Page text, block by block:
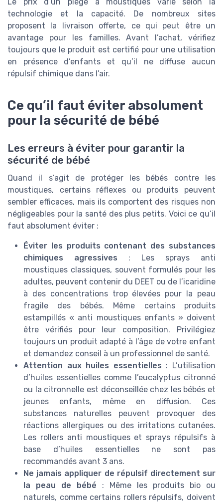
technologie et la capacité. De nombreux sites
proposent la livraison offerte, ce qui peut être un
avantage pour les familles. Avant l’achat, vérifiez
toujours que le produit est certifié pour une utilisation
en présence d’enfants et qu’il ne diffuse aucun
répulsif chimique dans l’air.
Ce qu’il faut éviter absolument
pour la sécurité de bébé
Les erreurs à éviter pour garantir la
sécurité de bébé
Quand il s’agit de protéger les bébés contre les
moustiques, certains réflexes ou produits peuvent
sembler efficaces, mais ils comportent des risques non
négligeables pour la santé des plus petits. Voici ce qu’il
faut absolument éviter :
Éviter les produits contenant des substances
chimiques agressives : Les sprays anti
moustiques classiques, souvent formulés pour les
adultes, peuvent contenir du DEET ou de l’icaridine
à des concentrations trop élevées pour la peau
fragile des bébés. Même certains produits
estampillés « anti moustiques enfants » doivent
être vérifiés pour leur composition. Privilégiez
toujours un produit adapté à l’âge de votre enfant
et demandez conseil à un professionnel de santé.
Attention aux huiles essentielles : L’utilisation
d’huiles essentielles comme l’eucalyptus citronné
ou la citronnelle est déconseillée chez les bébés et
jeunes enfants, même en diffusion. Ces
substances naturelles peuvent provoquer des
réactions allergiques ou des irritations cutanées.
Les rollers anti moustiques et sprays répulsifs à
base d’huiles essentielles ne sont pas
recommandés avant 3 ans.
Ne jamais appliquer de répulsif directement sur
la peau de bébé : Même les produits bio ou
naturels, comme certains rollers répulsifs, doivent